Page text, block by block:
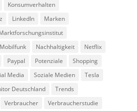
Konsumverhalten
LinkedIn
Marken
Mobilfunk Nachhaltigkeit
Netflix
Paypal Potenziale
Shopping
Media Soziale Medien
Tesla
Deutschland
Trends
Verbraucher
Verbraucherstudie